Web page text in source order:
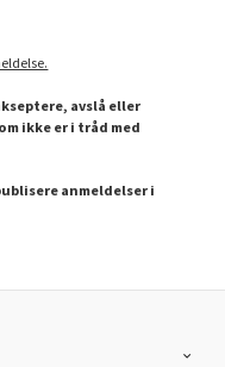
avslå eller
ikke er i tråd med
anmeldelser i